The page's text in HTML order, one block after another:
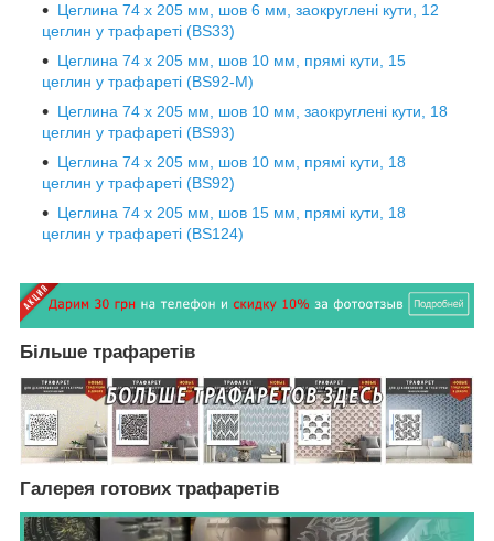
Цеглина 74 х 205 мм, шов 6 мм, заокруглені кути, 12
цеглин у трафареті (BS33)
Цеглина 74 х 205 мм, шов 10 мм, прямі кути, 15
цеглин у трафареті (BS92-М)
Цеглина 74 х 205 мм, шов 10 мм, заокруглені кути, 18
цеглин у трафареті (BS93)
Цеглина 74 х 205 мм, шов 10 мм, прямі кути, 18
цеглин у трафареті (BS92)
Цеглина 74 х 205 мм, шов 15 мм, прямі кути, 18
цеглин у трафареті (BS124)
Більше трафаретів
Галерея готових трафаретів